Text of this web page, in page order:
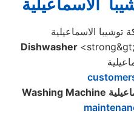
الاسماعيلية
Dishwasher <strong&gt;صيانة غسالة اطباق توشيبا
Washing Machine